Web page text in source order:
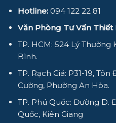
Hotline:094 122 22 81
Văn Phòng Tư Vấn Thiết
TP. HCM: 524 Lý Thường
Bình.
TP. Rạch Giá: P31-19,
Cường, Phường An Hòa.
TP. Phú Quốc: Đường D.
Quốc, Kiên Giang